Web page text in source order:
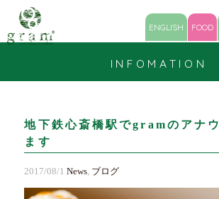
ENGLISH FOOD
INFOMATION
地下鉄心斎橋駅でgramのアナ
ます
2017/08/1News ブログ